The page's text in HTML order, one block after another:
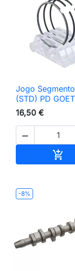
Jogo
(STD) PD
16,50 €


-8%